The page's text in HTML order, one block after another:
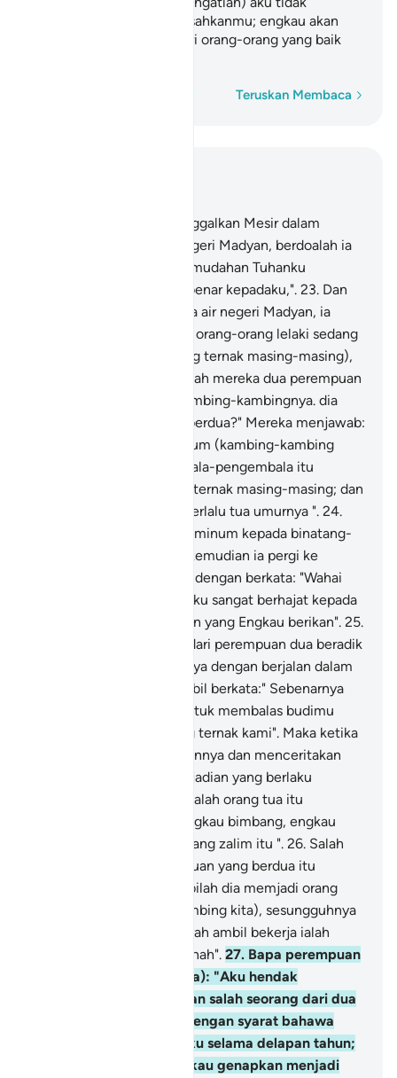
bertujuan hendak menyusahkanmu; engkau akan
dapati aku Insya Allah, dari orang-orang yang baik
Teruskan Membaca
Dan setelah ia (meninggalkan Mesir dalam
perjalanan) menuju ke negeri Madyan, berdoalah ia
dengan berkata: "Mudah-mudahan Tuhanku
menunjukkan jalan yang benar kepadaku,". 23. Dan
ketika dia sampai di telaga air negeri Madyan, ia
dapati di situ sekumpulan orang-orang lelaki sedang
memberi minum (binatang ternak masing-masing),
dan ia juga dapati di sebelah mereka dua perempuan
yang sedang menahan kambing-kambingnya. dia
bertanya: "Apa hal kamu berdua?" Mereka menjawab:
"Kami tidak memberi minum (kambing-kambing
kami) sehingga pengembala-pengembala itu
membawa balik binatang ternak masing-masing; dan
bapa kami seorang yang terlalu tua umurnya ". 24.
Maka Musa pun memberi minum kepada binatang-
binatang ternak mereka, kemudian ia pergi ke
tempat teduh lalu berdoa dengan berkata: "Wahai
Tuhanku, sesungguhnya aku sangat berhajat kepada
sebarang rezeki pemberian yang Engkau berikan". 25.
Kemudian salah seorang dari perempuan dua beradik
itu datang mendapatkannya dengan berjalan dalam
keadaan tersipu-sipu sambil berkata:" Sebenarnya
bapaku menjemputmu untuk membalas budimu
memberi minum binatang ternak kami". Maka ketika
Musa datang mendapatkannya dan menceritakan
kepadanya kisah-kisah kejadian yang berlaku
(mengenai dirinya) berkatalah orang tua itu
kepadanya: "Janganlah engkau bimbang, engkau
telah selamat dari kaum yang zalim itu ". 26. Salah
seorang di antara perempuan yang berdua itu
berkata: "Wahai ayah, ambilah dia memjadi orang
upahan (mengembala kambing kita), sesungguhnya
sebaik-baik orang yang ayah ambil bekerja ialah
orang yang kuat, lagi amanah". 27. Bapa perempuan
itu berkata (kepada Musa): "Aku hendak
mengahwinkanmu dengan salah seorang dari dua
anak perempuanku ini, dengan syarat bahawa
engkau bekerja denganku selama delapan tahun;
dalam pada itu, jika engkau genapkan menjadi